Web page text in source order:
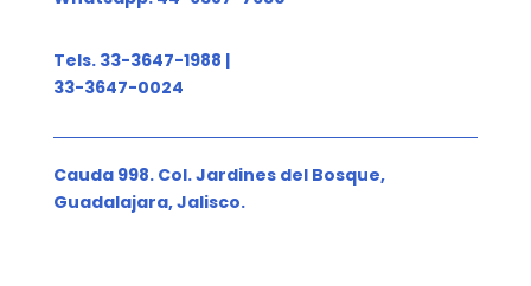
Tels. 33-3647-1988 |
33-3647-0024
Cauda 998. Col. Jardines del Bosque,
Guadalajara, Jalisco.